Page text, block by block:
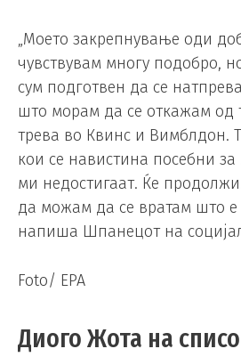
„Моето закрепнување оди
чувствувам многу подобро,
сум подготвен да се
што морам да се откажам од
трева во Квинс и Вимблдон.
кои се навистина посебни
ми недостигаат. Ќе
да можам да се вратам што е
напиша Шпанецот на
Foto/ EPA
Диого Жота на